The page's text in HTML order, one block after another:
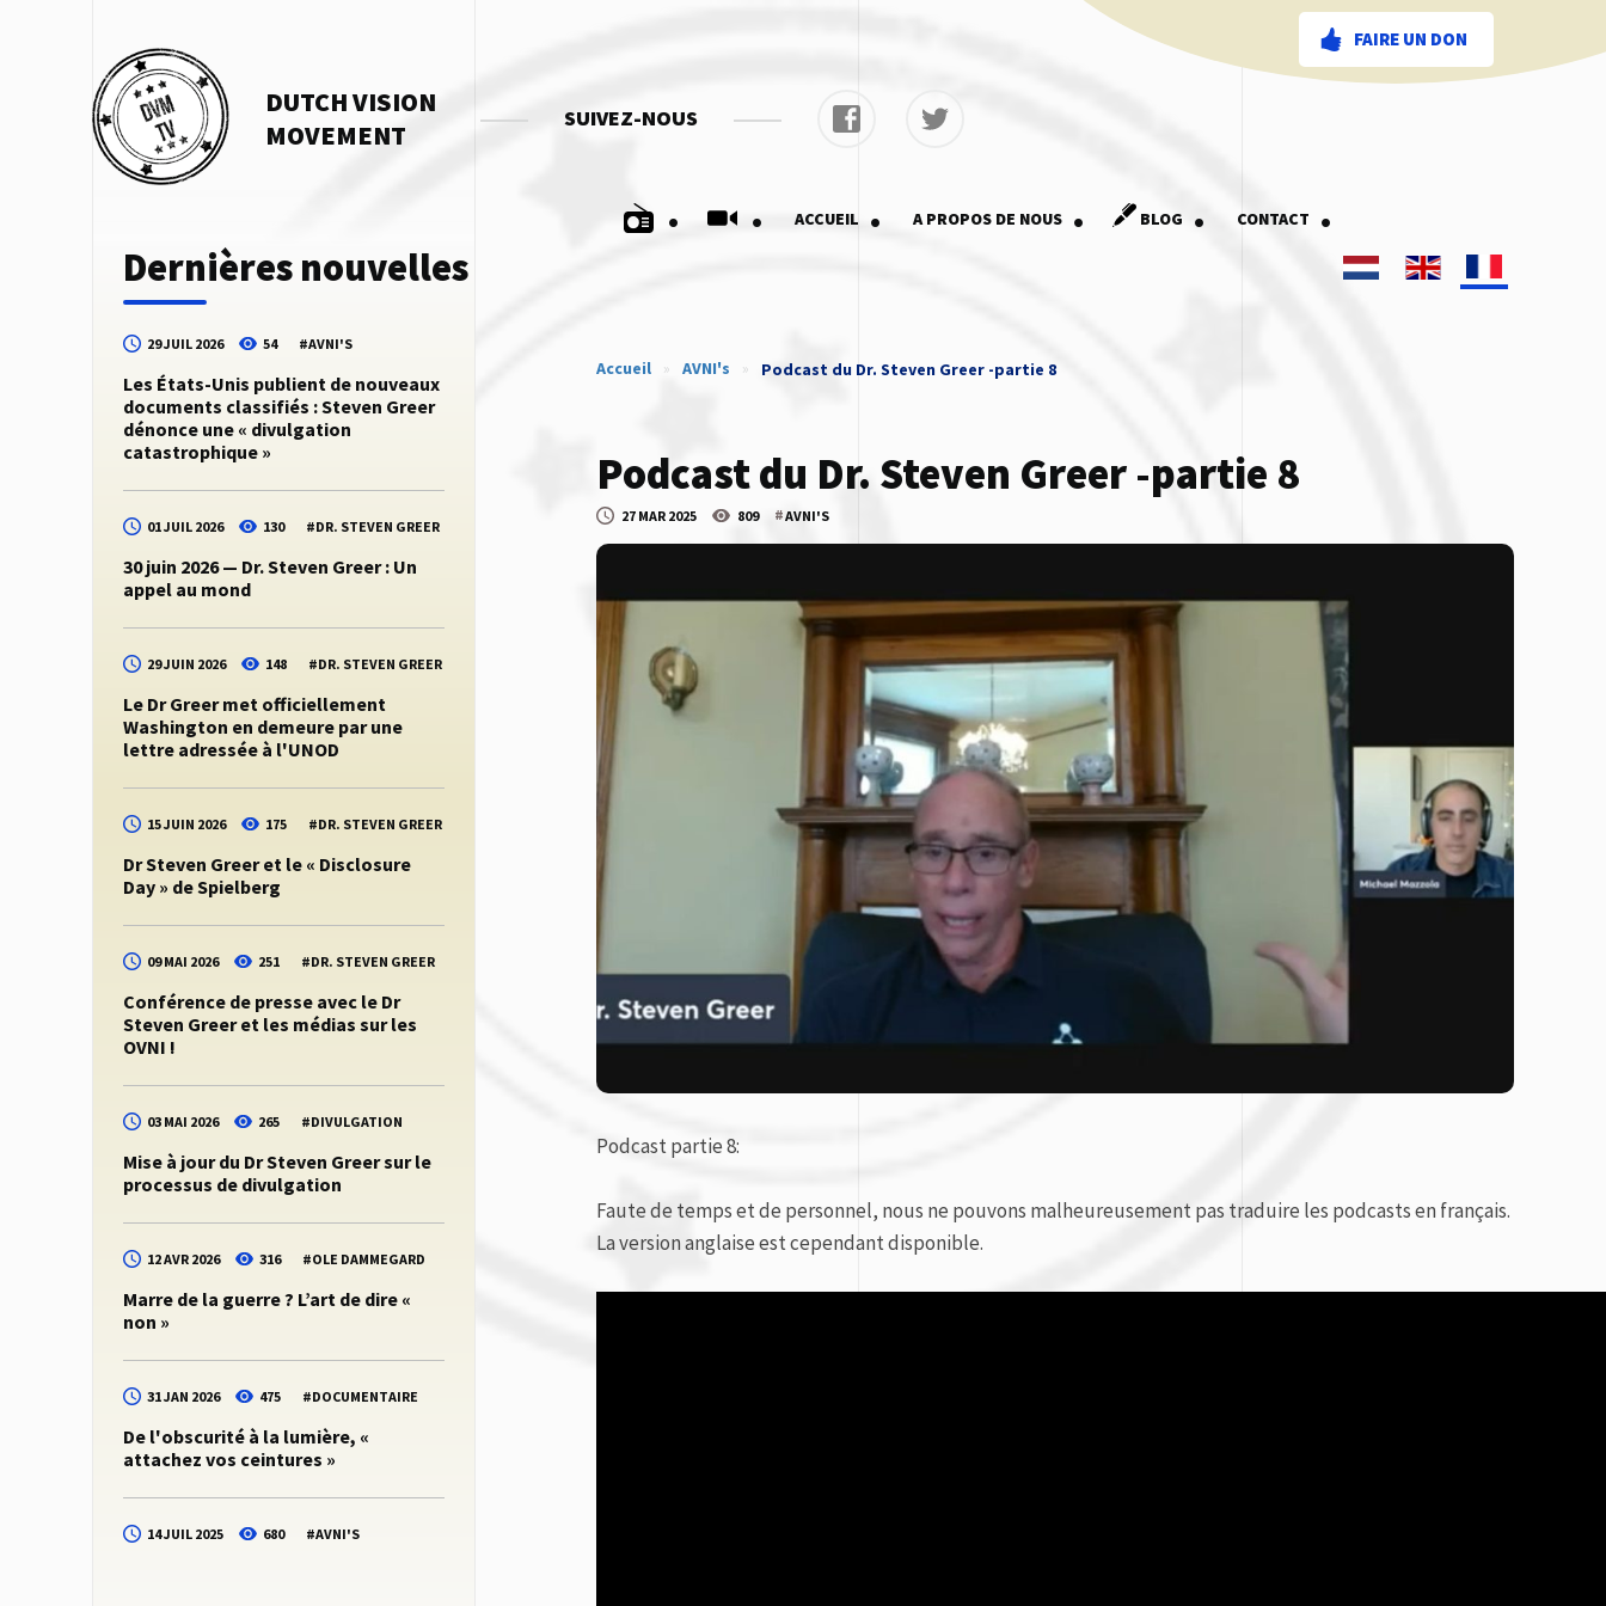
FAIRE UN DON
SUIVEZ-NOUS
DUTCH VISION
MOVEMENT
Dernières nouvelles
29 JUIL 2026 54 #AVNI'S
Les États-Unis publient de nouveaux
documents classifiés : Steven Greer
dénonce une « divulgation
catastrophique »
01 JUIL 2026 130 #DR. STEVEN GREER
30 juin 2026 — Dr. Steven Greer : Un
appel au mond
29 JUIN 2026 148 #DR. STEVEN GREER
Le Dr Greer met officiellement
Washington en demeure par une
lettre adressée à l'UNOD
15 JUIN 2026 175 #DR. STEVEN GREER
Dr Steven Greer et le « Disclosure
Day » de Spielberg
09 MAI 2026 251 #DR. STEVEN GREER
Conférence de presse avec le Dr
Steven Greer et les médias sur les
OVNI !
03 MAI 2026 265 #DIVULGATION
Mise à jour du Dr Steven Greer sur le
processus de divulgation
12 AVR 2026 316 #OLE DAMMEGARD
Marre de la guerre ? L’art de dire «
non »
31 JAN 2026 475 #DOCUMENTAIRE
De l'obscurité à la lumière, «
attachez vos ceintures »
14 JUIL 2025 680 #AVNI'S
. . ACCUEIL . A PROPOS DE NOUS . BLOG . CONTACT .
Accueil » AVNI's » Podcast du Dr. Steven Greer -partie 8
Podcast du Dr. Steven Greer -partie 8
27 MAR 2025 809 #AVNI'S
Podcast partie 8:
Faute de temps et de personnel, nous ne pouvons malheureusement pas traduire les podcasts en français.
La version anglaise est cependant disponible.